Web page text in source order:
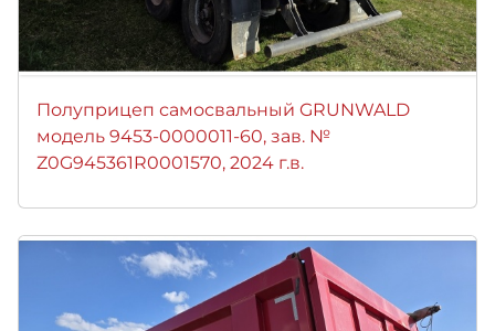
Полуприцеп самосвальный GRUNWALD
модель 9453-0000011-60, зав. №
Z0G945361R0001570, 2024 г.в.